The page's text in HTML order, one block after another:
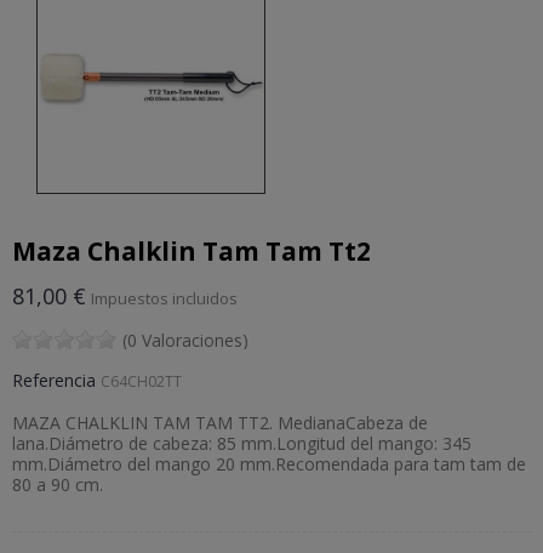
Maza Chalklin Tam Tam Tt2
81,00 € Impuestos incluidos
(0 Valoraciones)
Referencia C64CH02TT
MAZA CHALKLIN TAM TAM TT2. MedianaCabeza de
lana.Diámetro de cabeza: 85 mm.Longitud del mango: 345
mm.Diámetro del mango 20 mm.Recomendada para tam tam de
80 a 90 cm.